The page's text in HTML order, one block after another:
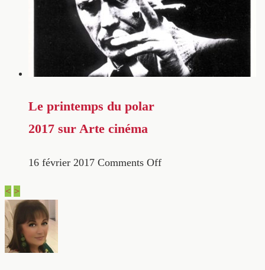
Le printemps du polar
2017 sur Arte cinéma
16 février 2017 Comments Off
< >